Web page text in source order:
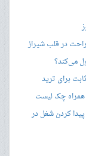
راحت در قلب شیراز
برای ترید
همراه چک لیست
کردن شغل در